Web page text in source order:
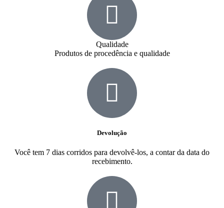
Qualidade
Produtos de procedência e qualidade
Devolução
Você tem 7 dias corridos para devolvê-los, a contar da data do
recebimento.